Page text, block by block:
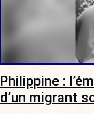
Philippine :
d’un migrant